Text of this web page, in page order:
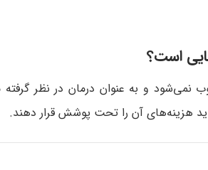
است؟
و به عنوان درمان در نظر
هزینه‌های آن را تحت پوشش قرار دهند.